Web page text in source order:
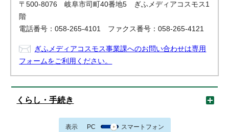
〒500-8076 岐阜市司町40番地5 ぎふメディアコスモス1
階
電話番号：058-265-4101 ファクス番号：058-265-4121
ぎふメディアコスモス事業課へのお問い合わせは専用
フォームをご利用ください。
くらし・手続き
表示 PC スマートフォン